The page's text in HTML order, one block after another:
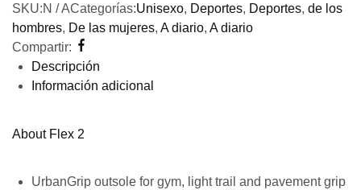
SKU:N / ACategorías:Unisexo, Deportes, Deportes, de los
hombres, De las mujeres, A diario, A diario
Compartir:
Descripción
Información adicional
About Flex 2
UrbanGrip outsole for gym, light trail and pavement grip